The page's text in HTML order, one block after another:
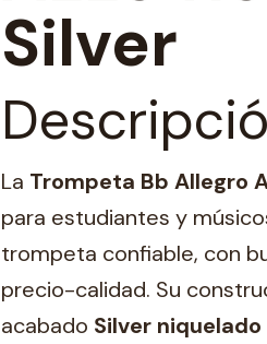
Silver
La Trompeta Bb Allegro
para estudiantes y
trompeta confiable, con
precio-calidad. Su
acabado Silver niquelado